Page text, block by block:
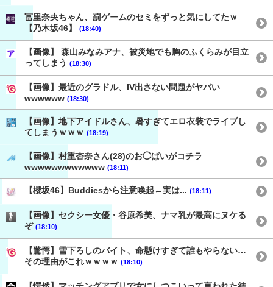
冨里奈央ちゃん、罰ゲームのセミをずっと気にしてたｗ
【乃木坂46】
(18:40)
【画像】 森山みなみアナ、被災地でも胸のふくらみが目立
ってしまう (18:30)
【画像】最近のグラドル、IV出さない問題がヤバい
wwwwww (18:30)
【画像】地下アイドルさん、暑すぎてエロ衣装でライブし
てしまうｗｗｗ (18:19)
【画像】村重杏奈さん(28)のお◯ぱいがコチラ
wwwwwwwwwwww (18:11)
【櫻坂46】Buddiesから注意喚起←実は... (18:11)
【画像】セクシー女優・谷原希美、ナマ乳が最高にヌケる
ぞ (18:10)
【驚愕】雪下ろしのバイト、命懸けすぎて誰もやらない…
その理由がこれｗｗｗｗ (18:10)